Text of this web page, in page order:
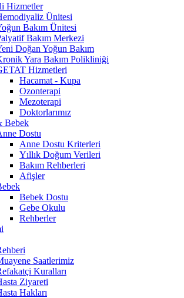
Hizmetler
Ünitesi
Bakım Ünitesi
Bakım Merkezi
Doğan Yoğun Bakım
Yara Bakım Polikliniği
Hizmetleri
Hacamat - Kupa
Ozonterapi
Mezoterapi
Doktorlarımız
Bebek
Dostu
Anne Dostu Kriterleri
Yıllık Doğum Verileri
Bakım Rehberleri
Afişler
Bebek Dostu
Gebe Okulu
Rehberler
Saatlerimiz
Kuralları
Ziyareti
Hakları